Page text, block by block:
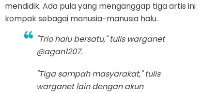
mendidik. Ada pula yang menganggap tiga artis ini
kompak sebagai manusia-manusia halu.
"Trio halu bersatu," tulis warganet
@agan1207.
"Tiga sampah masyarakat," tulis
warganet lain dengan akun